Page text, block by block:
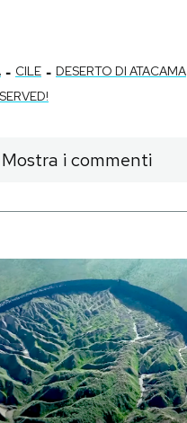
- CILE - DESERTO DI ATACAMA
Mostra i commenti